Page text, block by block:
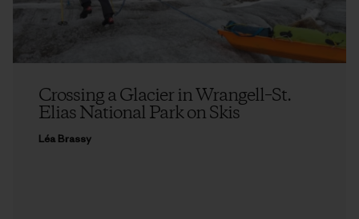
Crossing a Glacier in Wrangell–St.
Elias National Park on Skis
Léa Brassy